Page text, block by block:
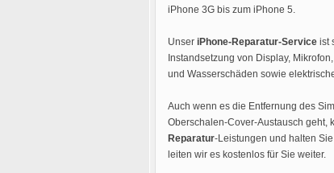
iPhone 3G bis zum iPhone 5.
Unser iPhone-Reparatur-Service ist
Instandsetzung von Display,
und Wasserschäden sowie
Auch wenn es die Entfernung des
Oberschalen-Cover-Austausch geht,
Reparatur-Leistungen und halten
leiten wir es kostenlos für Sie weiter.